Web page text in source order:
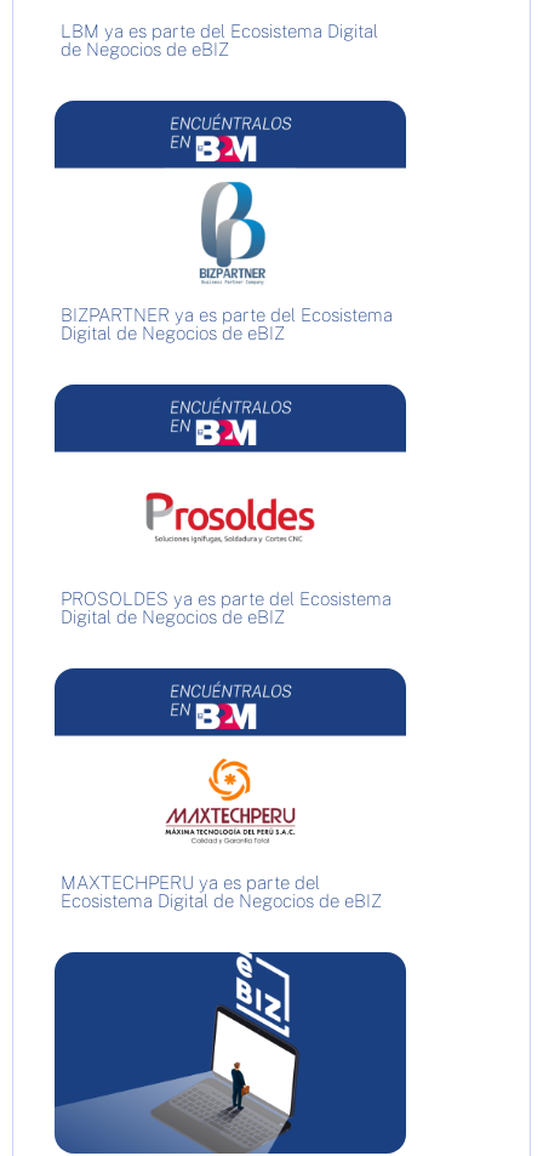
LBM ya es parte del Ecosistema Digital
de Negocios de eBIZ
BIZPARTNER ya es parte del Ecosistema
Digital de Negocios de eBIZ
PROSOLDES ya es parte del Ecosistema
Digital de Negocios de eBIZ
MAXTECHPERU ya es parte del
Ecosistema Digital de Negocios de eBIZ